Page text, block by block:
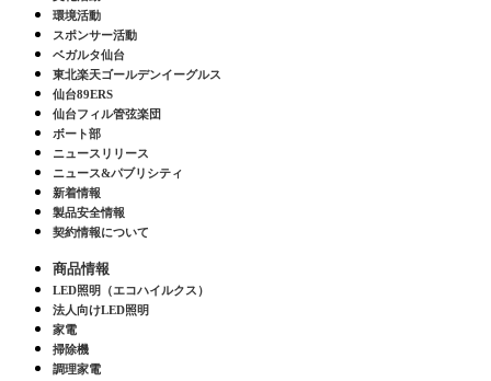
環境活動
スポンサー活動
ベガルタ仙台
東北楽天ゴールデンイーグルス
仙台89ERS
仙台フィル管弦楽団
ボート部
ニュースリリース
ニュース&パブリシティ
新着情報
製品安全情報
契約情報について
商品情報
LED照明（エコハイルクス）
法人向けLED照明
家電
掃除機
調理家電